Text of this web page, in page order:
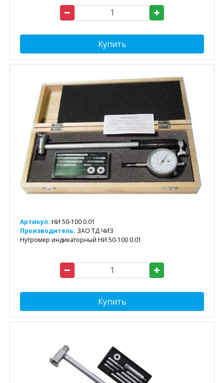
Купить
Артикул: НИ 50-100 0.01
Производитель: ЗАО ТД ЧИЗ
Нутромер индикаторный НИ 50-100 0.01
Купить